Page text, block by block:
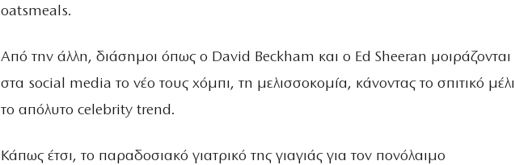
oatsmeals.
Από την άλλη, διάσημοι όπως ο David Beckham και ο Ed Sheeran μοιράζονται
στα social media το νέο τους χόμπι, τη μελισσοκομία, κάνοντας το σπιτικό μέλι
το απόλυτο celebrity trend.
Κάπως έτσι, το παραδοσιακό γιατρικό της γιαγιάς για τον πονόλαιμο